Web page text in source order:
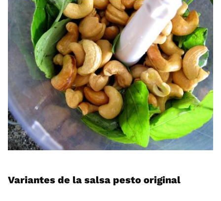
Variantes de la salsa pesto original